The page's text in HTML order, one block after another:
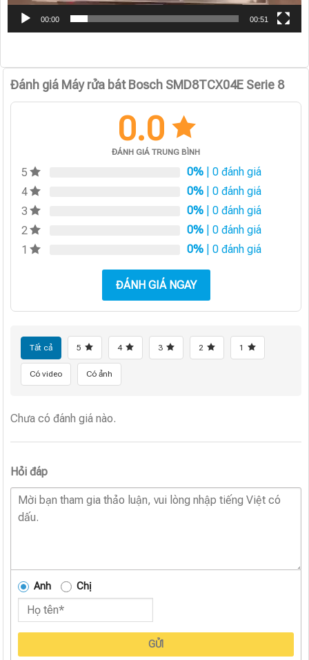
00:00 00:51
Đánh giá Máy rửa bát Bosch SMD8TCX04E Serie 8
0.0
ĐÁNH GIÁ TRUNG BÌNH
5 0% | 0 đánh giá
4
0% | 0 đánh giá
3
0% | 0 đánh giá
2
0% | 0 đánh giá
1
0% | 0 đánh giá
ĐÁNH GIÁ NGAY
Tất cả 5 4 3 2 1
Có video Có ảnh
Chưa có đánh giá nào.
Hỏi đáp
Anh Chị
GỬI